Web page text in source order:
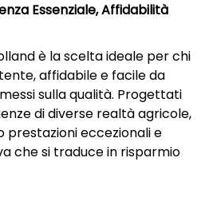
Essenziale, Affidabilità
è la scelta ideale per chi
affidabile e facile da
sulla qualità. Progettati
di diverse realtà agricole,
eccezionali e
che si traduce in risparmio